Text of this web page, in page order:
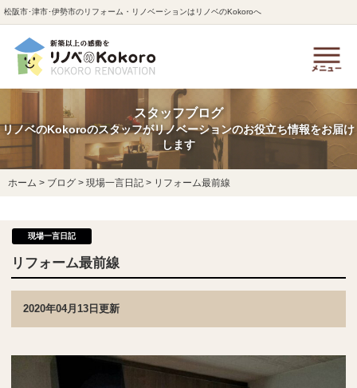
松阪市･津市･伊勢市のリフォーム・リノベーションはリノベのKokoroへ
スタッフブログ
リノベのKokoroのスタッフがリノベーションのお役立ち情報をお届け
します
ホーム > ブログ > 現場一言日記 > リフォーム最前線
現場一言日記
リフォーム最前線
2020年04月13日更新